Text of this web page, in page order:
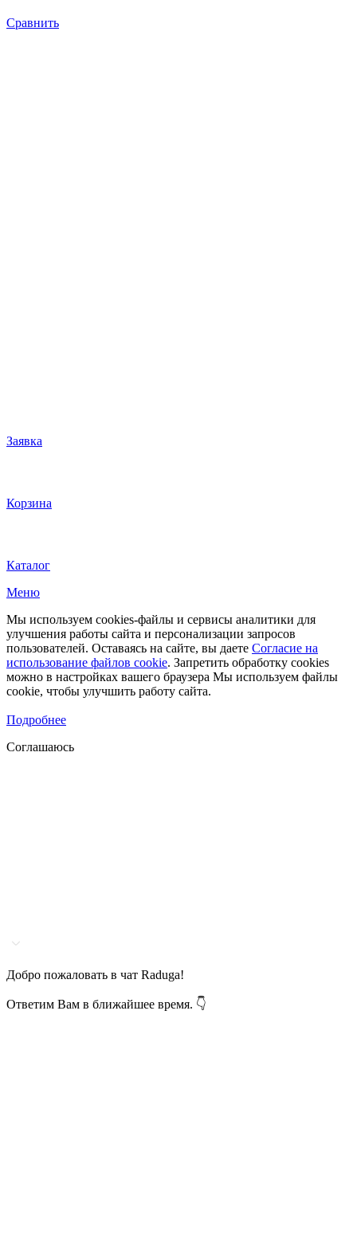
Сравнить
Заявка
Корзина
Каталог
Меню
Мы используем cookies-файлы и сервисы аналитики для
улучшения работы сайта и персонализации запросов
пользователей. Оставаясь на сайте, вы даете Согласие на
использование файлов cookie. Запретить обработку cookies
можно в настройках вашего браузера Мы используем файлы
cookie, чтобы улучшить работу сайта.
Подробнее
Соглашаюсь
Добро пожаловать в чат Raduga!
Ответим Вам в ближайшее время. 👇